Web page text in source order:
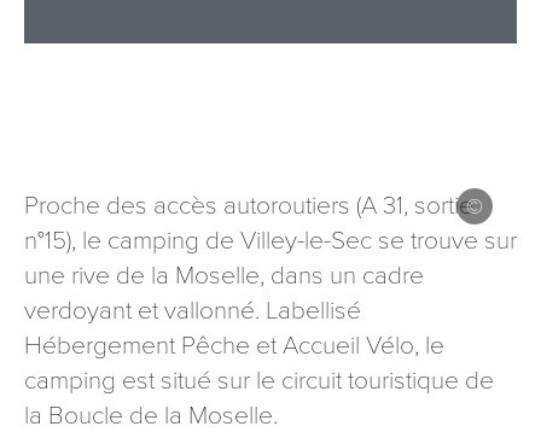
Proche des accès autoroutiers (A 31, sortie
n°15), le camping de Villey-le-Sec se trouve sur
une rive de la Moselle, dans un cadre
verdoyant et vallonné. Labellisé
Hébergement Pêche et Accueil Vélo, le
camping est situé sur le circuit touristique de
la Boucle de la Moselle.
Les informations recueillies à partir de ce formulaire sont
nécessaires au traitement de votre demande (sauf
mention contraire). Vous disposez d’un droit d’accès, de
rectification et d’opposition aux données vous concernant,
courriel à tourisme@departement54.fr ou par courrier
signé accompagné de la copie d’un titre d’identité à
l’adresse suivante : Meurthe & Moselle Tourisme - 48
esplanade Jacques-Baudot CO 90019 54035 NANCY
cedex